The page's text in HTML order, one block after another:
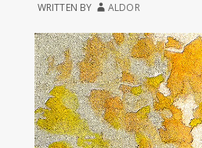
WRITTEN BY ALDOR